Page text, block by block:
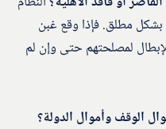
بشكل مطلق. فإذا وقع غبن
لمصلحتهم حتى وإن لم